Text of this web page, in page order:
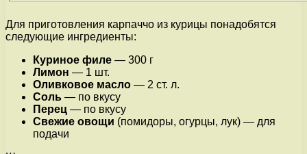
Для приготовления карпаччо из курицы понадобятся
следующие ингредиенты:
Куриное филе — 300 г
Лимон — 1 шт.
Оливковое масло — 2 ст. л.
Соль — по вкусу
Перец — по вкусу
Свежие овощи (помидоры, огурцы, лук) — для
подачи